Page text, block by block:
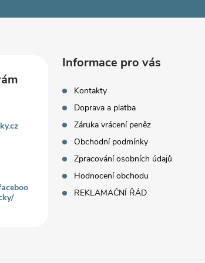
Informace pro vás
Kontakty
Doprava a platba
Záruka vrácení peněz
Obchodní podmínky
Zpracování osobních údajů
Hodnocení obchodu
REKLAMAČNÍ ŘÁD